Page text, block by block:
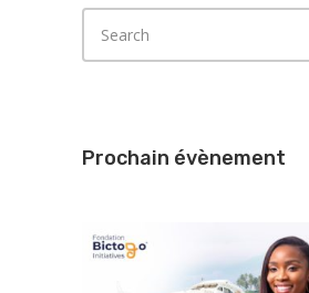
Prochain évènement